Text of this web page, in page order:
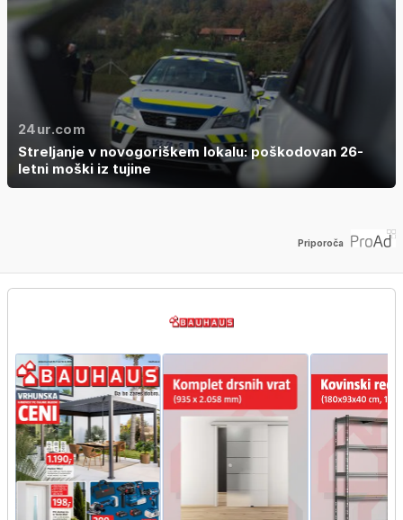
24ur.com
Streljanje v novogoriškem lokalu: poškodovan 26-
letni moški iz tujine
Priporoča